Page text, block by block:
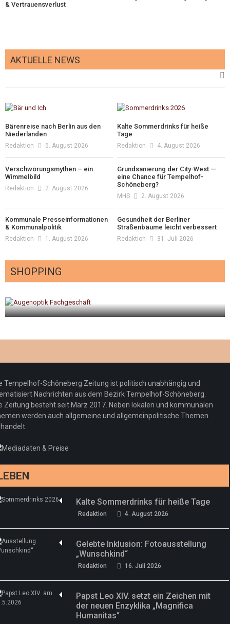
& Vertrauensverlust
AKTUELLE NEWS
Bärenreise nach Berlin aus den
Niederlanden
Redaktion 5. August 2026
Kalte Sommerdrinks für heiße
Tage
Redaktion 4. August 2026
Verschwörungsmythen – ein
Wimmelbild
Redaktion 2. August 2026
Grundsanierung der City-West —
eine Chance für Tempelhof-
Schöneberg?
MHS 2. August 2026
Kommunale Presseinformationen
& Kommunalpolitik
Redaktion 1. August 2026
Gesundheit der Berliner
Straßenbäume leicht verbessert
Redaktion 31. Juli 2026
SHOPPING
Redaktion 23. Juli 2026
Tempelhof-Schöneberg Zeitung ist politisch unabhängig und
Nachrichten aus dem Bezirk Tempelhof-Schöneberg.
Zeitung besteht seit März 2017. Neben lokalen und kommunalen
werden auch allgemeine und allgemeinpolitische Themen
Kalte Sommerdrinks für heiße Tage
Redaktion 4. August 2026
Gelebte Inklusion: Fotoausstellung
„Wunschkind“
Redaktion 16. Juli 2026
Papst Leo XIV. setzt ein Zeichen mit
der neuen Enzyklika „Magnifica
Humanitas“